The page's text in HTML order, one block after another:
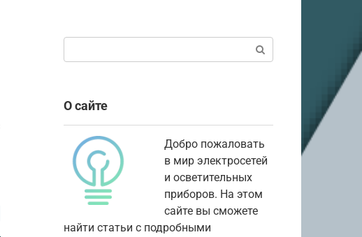
О сайте
Добро пожаловать
в мир электросетей
и осветительных
приборов. На этом
сайте вы сможете
найти статьи с подробными